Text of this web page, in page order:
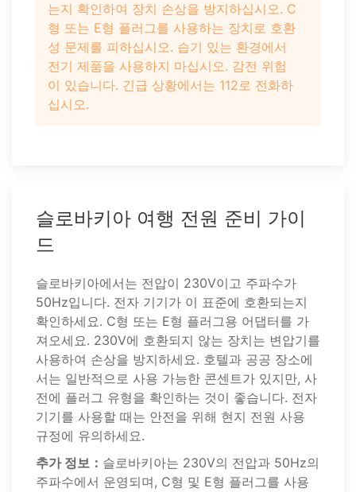
는지 확인하여 장치 손상을 방지하십시오. C
형 또는 E형 플러그를 사용하는 장치로 호환
성 문제를 피하십시오. 습기 있는 환경에서
전기 제품을 사용하지 마십시오. 감전 위험
이 있습니다. 긴급 상황에서는 112로 전화하
십시오.
슬로바키아 여행 전원 준비 가이
드
슬로바키아에서는 전압이 230V이고 주파수가
50Hz입니다. 전자 기기가 이 표준에 호환되는지
확인하세요. C형 또는 E형 플러그용 어댑터를 가
져오세요. 230V에 호환되지 않는 장치는 변압기를
사용하여 손상을 방지하세요. 호텔과 공공 장소에
서는 일반적으로 사용 가능한 콘센트가 있지만, 사
전에 플러그 유형을 확인하는 것이 좋습니다. 전자
기기를 사용할 때는 안전을 위해 현지 전원 사용
규정에 유의하세요.
추가 정보： 슬로바키아는 230V의 전압과 50Hz의
주파수에서 운영되며, C형 및 E형 플러그를 사용